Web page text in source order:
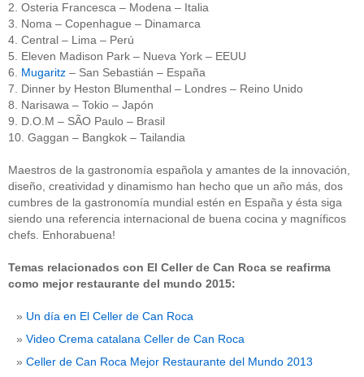
2. Osteria Francesca – Modena – Italia
3. Noma – Copenhague – Dinamarca
4. Central – Lima – Perú
5. Eleven Madison Park – Nueva York – EEUU
6. Mugaritz – San Sebastián – España
7. Dinner by Heston Blumenthal – Londres – Reino Unido
8. Narisawa – Tokio – Japón
9. D.O.M – SÃO Paulo – Brasil
10. Gaggan – Bangkok – Tailandia
Maestros de la gastronomía española y amantes de la innovación,
diseño, creatividad y dinamismo han hecho que un año más, dos
cumbres de la gastronomía mundial estén en España y ésta siga
siendo una referencia internacional de buena cocina y magníficos
chefs. Enhorabuena!
Temas relacionados con El Celler de Can Roca se reafirma
como mejor restaurante del mundo 2015:
Un día en El Celler de Can Roca
Video Crema catalana Celler de Can Roca
Celler de Can Roca Mejor Restaurante del Mundo 2013